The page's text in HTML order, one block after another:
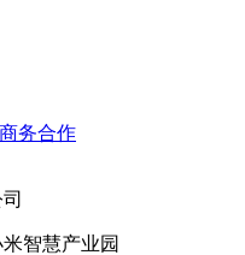
商务合作
智慧产业园